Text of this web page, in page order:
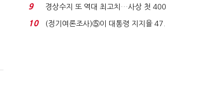
이스피싱 공시 ...
9
경상수지 또 역대 최고치…사상 첫 400
억달러에 '3% 성...
10
(정기여론조사)⑤이 대통령 지지율 47.